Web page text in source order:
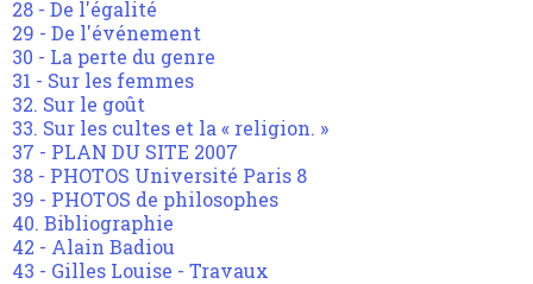
28 - De l'égalité
29 - De l'événement
30 - La perte du genre
31 - Sur les femmes
32. Sur le goût
33. Sur les cultes et la « religion. »
37 - PLAN DU SITE 2007
38 - PHOTOS Université Paris 8
39 - PHOTOS de philosophes
40. Bibliographie
42 - Alain Badiou
43 - Gilles Louise - Travaux